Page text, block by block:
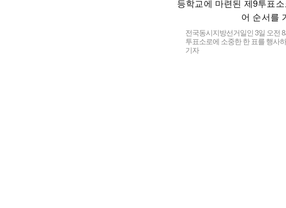
전국동시지방선거일인 3일 오전
투표소로에 소중한 한 표를 행사
기자